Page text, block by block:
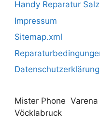
Handy Reparatur
Impressum
Sitemap.xml
Datenschutzerklärung
Mister Phone
Vöcklabruck